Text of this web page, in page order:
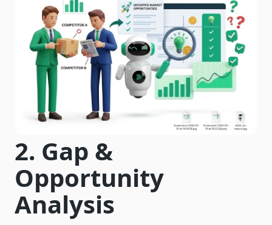
2. Gap &
Opportunity
Analysis